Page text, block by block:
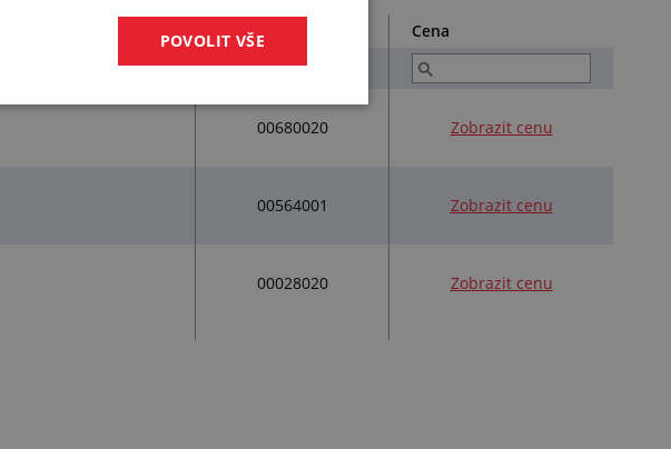
Obj. kód Cena
00680020 Zobrazit cenu
00564001 Zobrazit cenu
00028020 Zobrazit cenu
POVOLIT VŠE